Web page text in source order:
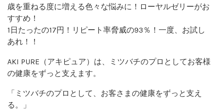
歳を重ねる度に増える色々な悩みに！ローヤルゼリーがお
すすめ！
1日たったの17円！リピート率脅威の93％！一度、お試し
あれ！！
AKI PURE（アキピュア）は、ミツバチのプロとしてお客様
の健康をずっと支えます。
「ミツバチのプロとして、お客さまの健康をずっと支え
る。」